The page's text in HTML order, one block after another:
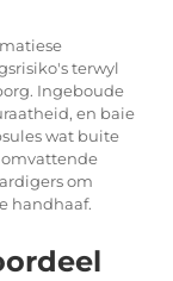
terwyl
Ingeboude
en baie
wat buite
omvattende
om
handhaaf.